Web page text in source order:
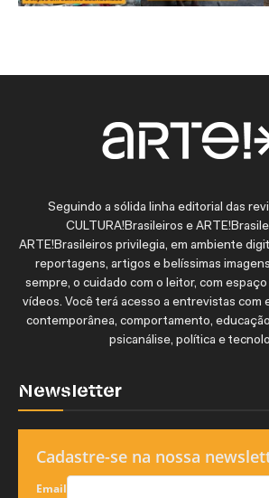
Seguindo a sólida linha editorial das
CULTURA!Brasileiros e
ARTE!Brasileiros privilegia, em ambiente
reportagens, artigos e belíssimas
sempre, o cuidado com o leitor, com
vídeos. Você terá acesso a entrevistas com
contemporânea, comportamento,
psicanálise, política e
Newsletter
Cadastre-se na nossa
Email